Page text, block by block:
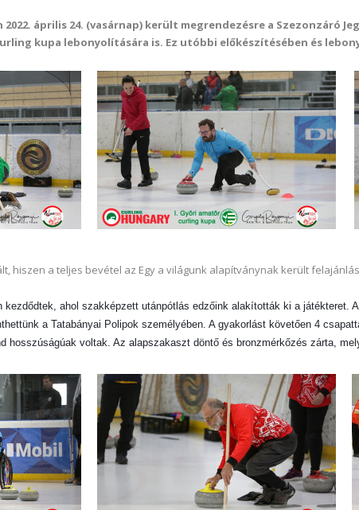
2022. április 24. (vasárnap) került megrendezésre a Szezonzáró
kupa lebonyolítására is. Ez utóbbi előkészítésében és
hiszen a teljes bevétel az Egy a világunk alapítványnak került
kezdődtek, ahol szakképzett utánpótlás edzőink alakították ki a játékteret.
a Tatabányai Polipok személyében. A gyakorlást követően 4
hosszúságúak voltak. Az alapszakaszt döntő és bronzmérkőzés zárta,